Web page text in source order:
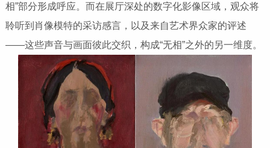
相”部分形成呼应。而在展厅深处的数字化影像区域，观众将
聆听到肖像模特的采访感言，以及来自艺术界众家的评述
——这些声音与画面彼此交织，构成“无相”之外的另一维度。